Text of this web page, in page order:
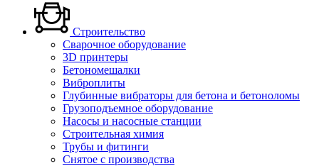
Строительство
Сварочное оборудование
3D принтеры
Бетономешалки
Виброплиты
Глубинные вибраторы для бетона и бетоноломы
Грузоподъемное оборудование
Насосы и насосные станции
Строительная химия
Трубы и фитинги
Снятое с производства